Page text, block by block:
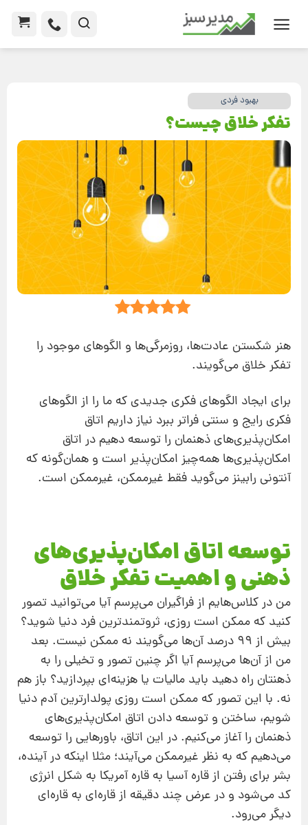
بهبود فردی
تفکر خلاق چیست؟
هنر شكستن عادت‌ها، روزمرگی‌ها و الگوهای موجود را
تفكر خلاق می‌گویند.
برای ایجاد الگوهای فكری جدیدی كه ما را از الگوهای
فكری رایج و سنتی فراتر ببرد نیاز داریم اتاق
امكان‌پذیری‌های ذهنمان را توسعه دهیم در اتاق
امكان‌پذیری‌ها همه‌چیز امكان‌پذیر است و همان‌گونه كه
آنتونی رابینز می‌گوید فقط غیرممكن، غیرممكن است.
توسعه اتاق امکان‌پذیری‌های
ذهنی و اهمیت تفکر خلاق
من در كلاس‌هایم از فراگیران می‌پرسم آیا می‌توانید تصور
كنید كه ممكن است روزی، ثروتمندترین فرد دنیا شوید؟
بیش از 99 درصد آن‌ها می‌گویند نه ممكن نیست. بعد
من از آن‌ها می‌پرسم آیا اگر چنین تصور و تخیلی را به
ذهنتان راه دهید باید مالیات یا هزینه‌ای بپردازید؟ باز هم
نه. با این تصور كه ممكن است روزی پولدارترین آدم دنیا
شویم، ساختن و توسعه دادن اتاق امكان‌پذیری‌های
ذهنمان را آغاز می‌کنیم. در این اتاق، باورهایی را توسعه
می‌دهیم كه به نظر غیرممكن می‌آیند؛ مثلا اینكه در آینده،
بشر برای رفتن از قاره آسیا به قاره آمریكا به شكل انرژی
كد می‌شود و در عرض چند دقیقه از قاره‌ای به قاره‌ای
دیگر می‌رود.